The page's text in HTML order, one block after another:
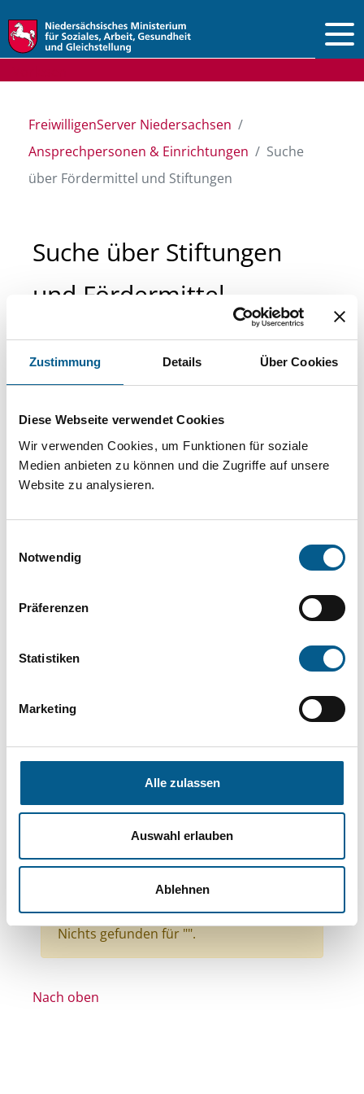
Zustimmung Details Über Cookies
Diese Webseite verwendet Cookies
Wir verwenden Cookies, um Funktionen für soziale
Medien anbieten zu können und die Zugriffe auf unsere
Website zu analysieren.
Notwendig
Präferenzen
Statistiken
Marketing
Alle zulassen
Auswahl erlauben
Ablehnen
FreiwilligenServer Niedersachsen
Ansprechpersonen & Einrichtungen
Suche
über Fördermittel und Stiftungen
Suche über Stiftungen
und Fördermittel
Sie suchen finanzielle Unterstützung für ein
Projekt oder ein Vorhaben? Hier können Sie
Stiftungsdatenbank recherchieren. Bei der
Suche bitte die Groß- und Kleinschreibung
beachten.
können durch die Wahl von Bereichen oder
Suchen
Themen: Bildung und Erziehung
Themen: Seniorinnen, Senioren & Pflege
Themen: Wissenschaft und Forschung
Themen: Politische Bildung & Demokratie
Themen: Hilfsbedürftige Menschen
Themen: Kunst & Kultur
Alle Filter entfernen
Nichts gefunden für "".
Nach oben